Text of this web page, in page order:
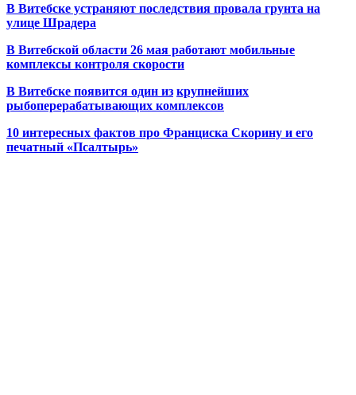
В Витебске устраняют последствия провала грунта на
улице Шрадера
В Витебской области 26 мая работают мобильные
комплексы контроля скорости
В Витебске появится один из крупнейших
рыбоперерабатывающих комплексов
10 интересных фактов про Франциска Скорину и его
печатный «Псалтырь»